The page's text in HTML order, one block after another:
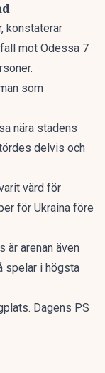
konstaterar
mot Odessa 7
som
nära stadens
delvis och
värd för
för Ukraina före
är arenan även
spelar i högsta
Dagens PS